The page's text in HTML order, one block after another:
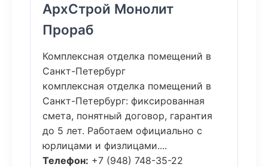
АрхСтрой Монолит
Прораб
Комплексная отделка помещений в
Санкт-Петербург
комплексная отделка помещений в
Санкт-Петербург: фиксированная
смета, понятный договор, гарантия
до 5 лет. Работаем официально с
юрлицами и физлицами....
Телефон: +7 (948) 748-35-22